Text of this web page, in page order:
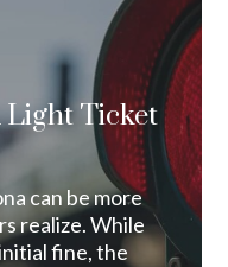
Light Ticket
can be more
realize. While
fine, the